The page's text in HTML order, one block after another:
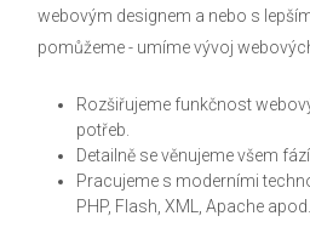
webovým designem a nebo s
pomůžeme - umíme vývoj
Rozšiřujeme funkčnost
potřeb.
Detailně se věnujeme všem
Pracujeme s moderními
PHP, Flash, XML, Apache